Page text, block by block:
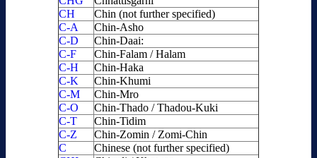
CH
Chin (not further specified)
C-A
Chin-Asho
C-D
Chin-Daai:
C-F
Chin-Falam / Halam
C-H
Chin-Haka
C-K
Chin-Khumi
C-M
Chin-Mro
C-O
Chin-Thado / Thadou-Kuki
C-T
Chin-Tidim
C-Z
Chin-Zomin / Zomi-Chin
C
Chinese (not further specified)